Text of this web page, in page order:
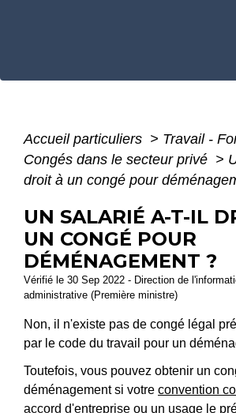
Accueil particuliers > Travail -
Congés dans le secteur privé >
droit à un congé pour
UN SALARIÉ A-T-IL
UN CONGÉ POUR
DÉMÉNAGEMENT ?
Vérifié le 30 Sep 2022 - Direction de
administrative (Première ministre)
Non, il n'existe pas de congé légal
par le code du travail pour un
Toutefois, vous pouvez obtenir un
déménagement si votre convention
accord d'entreprise ou un usage le